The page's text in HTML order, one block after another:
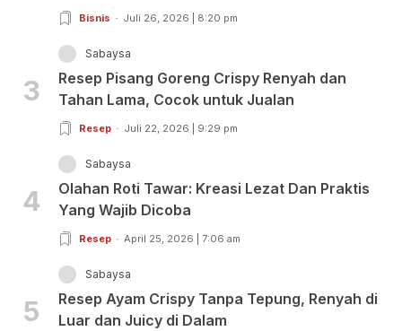
Bisnis Juli 26, 2026 | 8:20 pm
3
Sabaysa
Resep Pisang Goreng Crispy Renyah dan
Tahan Lama, Cocok untuk Jualan
Resep Juli 22, 2026 | 9:29 pm
4
Sabaysa
Olahan Roti Tawar: Kreasi Lezat Dan Praktis
Yang Wajib Dicoba
Resep April 25, 2026 | 7:06 am
5
Sabaysa
Resep Ayam Crispy Tanpa Tepung, Renyah di
Luar dan Juicy di Dalam